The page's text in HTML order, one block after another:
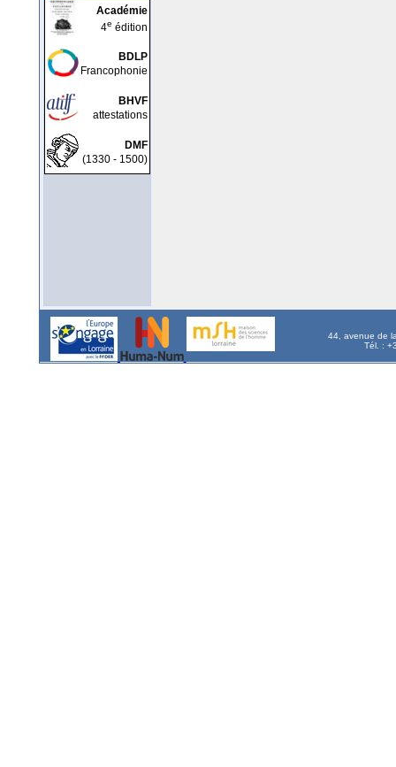
Académie
4e édition
BDLP
Francophonie
BHVF
attestations
DMF
(1330 - 1500)
44, avenue de
Tél. :